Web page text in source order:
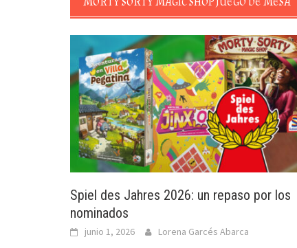
Spiel des Jahres 2026: un repaso por los
nominados
junio 1, 2026 Lorena Garcés Abarca